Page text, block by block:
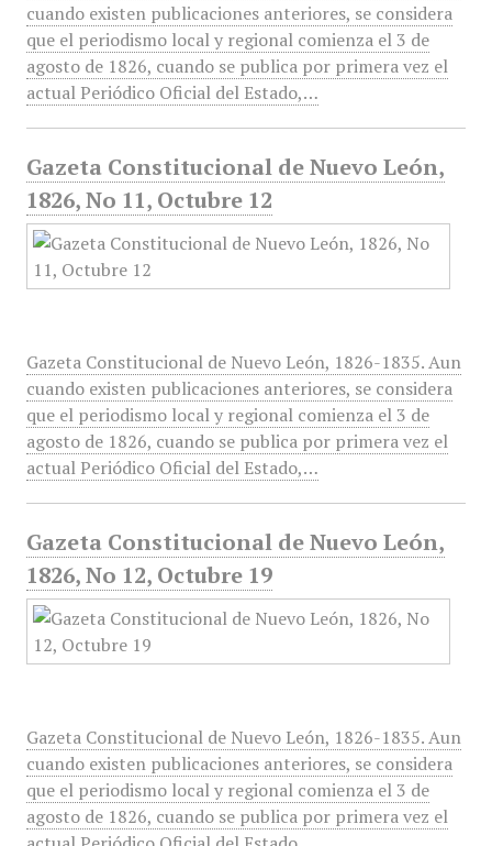
cuando existen publicaciones anteriores, se considera
que el periodismo local y regional comienza el 3 de
agosto de 1826, cuando se publica por primera vez el
actual Periódico Oficial del Estado,…
Gazeta Constitucional de Nuevo León,
1826, No 11, Octubre 12
Gazeta Constitucional de Nuevo León, 1826-1835. Aun
cuando existen publicaciones anteriores, se considera
que el periodismo local y regional comienza el 3 de
agosto de 1826, cuando se publica por primera vez el
actual Periódico Oficial del Estado,…
Gazeta Constitucional de Nuevo León,
1826, No 12, Octubre 19
Gazeta Constitucional de Nuevo León, 1826-1835. Aun
cuando existen publicaciones anteriores, se considera
que el periodismo local y regional comienza el 3 de
agosto de 1826, cuando se publica por primera vez el